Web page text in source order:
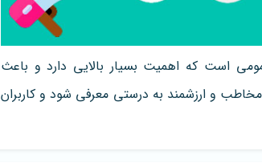
است که اهمیت بسیار بالایی دارد و باعث
و ارزشمند به درستی معرفی شود و کاربران